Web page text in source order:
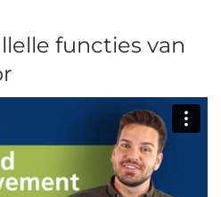
functies van